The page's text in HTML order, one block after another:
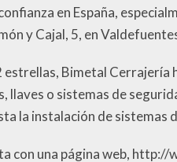
en España,
y Cajal, 5, en
estrellas, Bimetal
llaves o sistemas de
la instalación de sistemas
con una página web,